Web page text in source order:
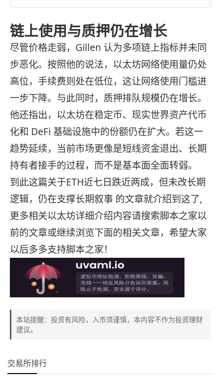
链上使用与质押仍在增长
尽管价格走弱，Gillen 认为多项链上指标并未同
步恶化。按照他的说法，以太坊网络使用量仍处
高位，手续费则处在低位，这让网络使用门槛进
一步下降。与此同时，质押排队规模仍在增长。
他还指出，以太坊在稳定币、现实世界资产代币
化和 DeFi 基础设施中的份额仍在扩大。若这一
趋势延续，当前市场更像是短线资金退出、长期
持有者接手的过程，而不是基本面全面转弱。
到此这篇关于ETH近七日跌近两成，但未改长期
逻辑，仍在支撑长期叙事 的文章就介绍到这了,
更多相关以太坊详细介绍内容请搜索脚本之家以
前的文章或继续浏览下面的相关文章，希望大家
以后多多支持脚本之家！
本站提醒：投资有风险，入市须谨慎，本内容不作为投资理财
建议。
交易所排行